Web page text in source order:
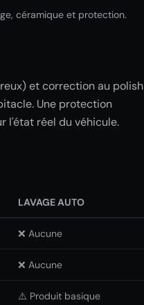
céramique et protection.
et correction au polish
Une protection
l'état réel du véhicule.
LAVAGE AUTO
❌ Aucune
❌ Aucune
⚠️ Produit basique